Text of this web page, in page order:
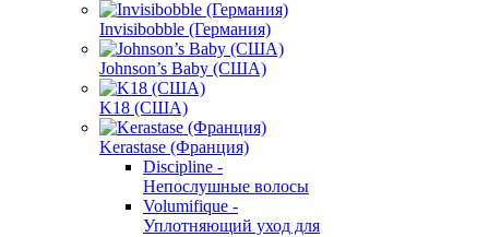
Invisibobble (Германия)
Johnson’s Baby (США)
K18 (США)
Kerastase (Франция)
Discipline -
Непослушные волосы
Volumifique -
Уплотняющий уход для